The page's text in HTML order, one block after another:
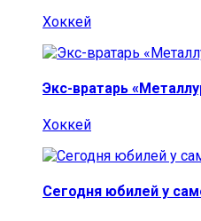
Хоккей
Экс-вратарь
Хоккей
Сегодня юбилей у